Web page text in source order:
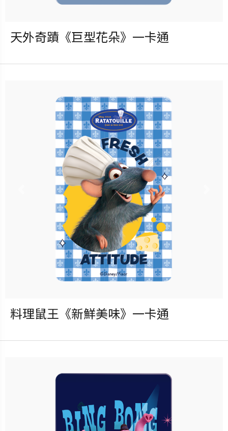
發行：2026-08-05
卡種：一卡通儲值卡-普通卡
立即購買
更多銷售據點
天外奇蹟《巨型花朵》一卡通
Previous
發行：2026-08-05
卡種：一卡通儲值卡-普通卡
立即購買
料理鼠王《新鮮美味》一卡通